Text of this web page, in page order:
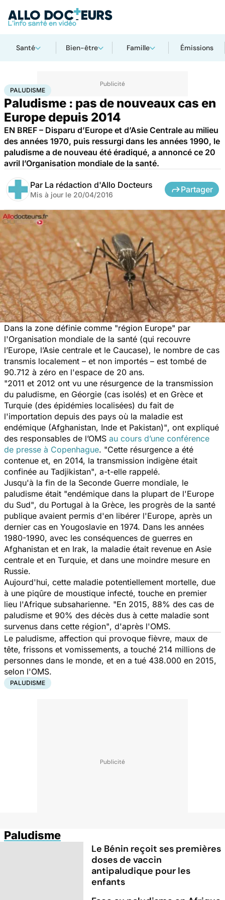
Santé Bien-être Famille Émissions
AccueilSanté Paludisme
PALUDISME
Paludisme : pas de nouveaux cas en
Europe depuis 2014
EN BREF – Disparu d’Europe et d’Asie Centrale au milieu
des années 1970, puis ressurgi dans les années 1990, le
paludisme a de nouveau été éradiqué, a annoncé ce 20
avril l’Organisation mondiale de la santé.
Par La rédaction d'Allo Docteurs
Mis à jour le 20/04/2016
Partager
Dans la zone définie comme "région Europe" par
l'Organisation mondiale de la santé (qui recouvre
l’Europe, l’Asie centrale et le Caucase), le nombre de cas
transmis localement – et non importés – est tombé de
90.712 à zéro en l'espace de 20 ans.
"2011 et 2012 ont vu une résurgence de la transmission
du paludisme, en Géorgie (cas isolés) et en Grèce et
Turquie (des épidémies localisées) du fait de
l'importation depuis des pays où la maladie est
endémique (Afghanistan, Inde et Pakistan)", ont expliqué
des responsables de l’OMS au cours d’une conférence
de presse à Copenhague. "Cette résurgence a été
contenue et, en 2014, la transmission indigène était
confinée au Tadjikistan", a-t-elle rappelé.
Jusqu'à la fin de la Seconde Guerre mondiale, le
paludisme était "endémique dans la plupart de l'Europe
du Sud", du Portugal à la Grèce, les progrès de la santé
publique avaient permis d'en libérer l'Europe, après un
dernier cas en Yougoslavie en 1974. Dans les années
1980-1990, avec les conséquences de guerres en
Afghanistan et en Irak, la maladie était revenue en Asie
centrale et en Turquie, et dans une moindre mesure en
Russie.
Aujourd'hui, cette maladie potentiellement mortelle, due
à une piqûre de moustique infecté, touche en premier
lieu l'Afrique subsaharienne. "En 2015, 88% des cas de
paludisme et 90% des décès dus à cette maladie sont
survenus dans cette région", d'après l'OMS.
Le paludisme, affection qui provoque fièvre, maux de
tête, frissons et vomissements, a touché 214 millions de
personnes dans le monde, et en a tué 438.000 en 2015,
selon l'OMS.
PALUDISME
Paludisme
Le Bénin reçoit ses premières
doses de vaccin
antipaludique pour les
enfants